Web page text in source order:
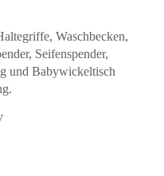
Waschbecken,
Seifenspender,
und Babywickeltisch